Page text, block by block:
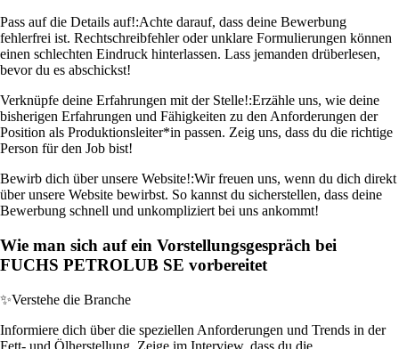
Pass auf die Details auf!:Achte darauf, dass deine Bewerbung
fehlerfrei ist. Rechtschreibfehler oder unklare Formulierungen können
einen schlechten Eindruck hinterlassen. Lass jemanden drüberlesen,
bevor du es abschickst!
Verknüpfe deine Erfahrungen mit der Stelle!:Erzähle uns, wie deine
bisherigen Erfahrungen und Fähigkeiten zu den Anforderungen der
Position als Produktionsleiter*in passen. Zeig uns, dass du die richtige
Person für den Job bist!
Bewirb dich über unsere Website!:Wir freuen uns, wenn du dich direkt
über unsere Website bewirbst. So kannst du sicherstellen, dass deine
Bewerbung schnell und unkompliziert bei uns ankommt!
Wie man sich auf ein Vorstellungsgespräch bei
FUCHS PETROLUB SE vorbereitet
✨Verstehe die Branche
Informiere dich über die speziellen Anforderungen und Trends in der
Fett- und Ölherstellung. Zeige im Interview, dass du die